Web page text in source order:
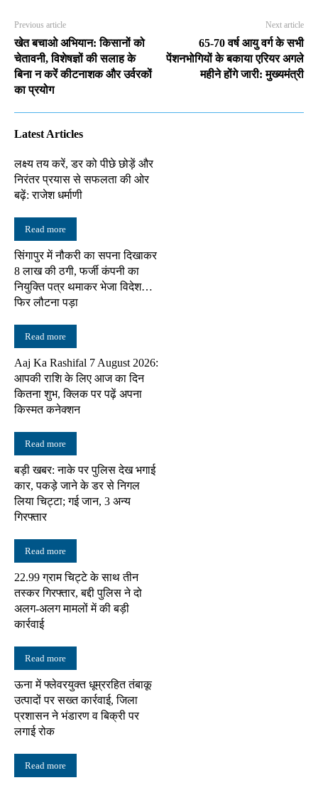
Previous article
खेत बचाओ अभियान: किसानों को
चेतावनी, विशेषज्ञों की सलाह के
बिना न करें कीटनाशक और उर्वरकों
का प्रयोग
Next article
65-70 वर्ष आयु वर्ग के सभी
पेंशनभोगियों के बकाया एरियर अगले
महीने होंगे जारी: मुख्यमंत्री
Latest Articles
लक्ष्य तय करें, डर को पीछे छोड़ें और
निरंतर प्रयास से सफलता की ओर
बढ़ें: राजेश धर्माणी
Read more
सिंगापुर में नौकरी का सपना दिखाकर
8 लाख की ठगी, फर्जी कंपनी का
नियुक्ति पत्र थमाकर भेजा विदेश…
फिर लौटना पड़ा
Read more
Aaj Ka Rashifal 7 August 2026:
आपकी राशि के लिए आज का दिन
कितना शुभ, क्लिक पर पढ़ें अपना
किस्मत कनेक्शन
Read more
बड़ी खबर: नाके पर पुलिस देख भगाई
कार, पकड़े जाने के डर से निगल
लिया चिट्टा; गई जान, 3 अन्य
गिरफ्तार
Read more
22.99 ग्राम चिट्टे के साथ तीन
तस्कर गिरफ्तार, बद्दी पुलिस ने दो
अलग-अलग मामलों में की बड़ी
कार्रवाई
Read more
ऊना में फ्लेवरयुक्त धूम्ररहित तंबाकू
उत्पादों पर सख्त कार्रवाई, जिला
प्रशासन ने भंडारण व बिक्री पर
लगाई रोक
Read more